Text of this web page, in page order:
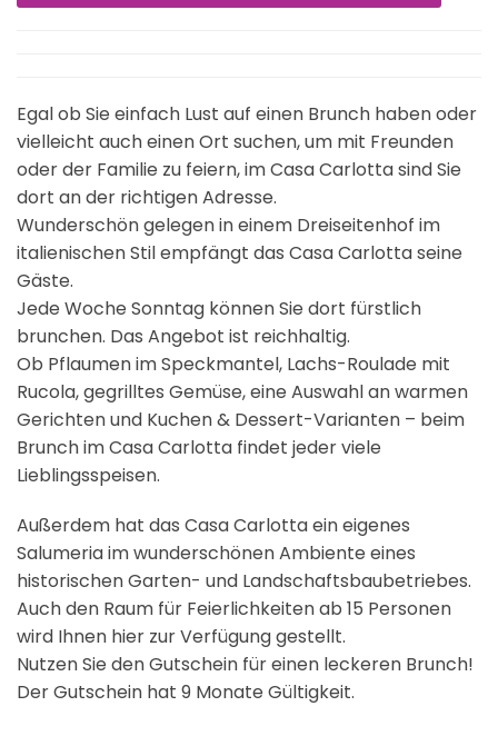
Egal ob Sie einfach Lust auf einen Brunch haben oder
vielleicht auch einen Ort suchen, um mit Freunden
oder der Familie zu feiern, im Casa Carlotta sind Sie
dort an der richtigen Adresse.
Wunderschön gelegen in einem Dreiseitenhof im
italienischen Stil empfängt das Casa Carlotta seine
Gäste.
Jede Woche Sonntag können Sie dort fürstlich
brunchen. Das Angebot ist reichhaltig.
Ob Pflaumen im Speckmantel, Lachs-Roulade mit
Rucola, gegrilltes Gemüse, eine Auswahl an warmen
Gerichten und Kuchen & Dessert-Varianten – beim
Brunch im Casa Carlotta findet jeder viele
Lieblingsspeisen.
Außerdem hat das Casa Carlotta ein eigenes
Salumeria im wunderschönen Ambiente eines
historischen Garten- und Landschaftsbaubetriebes.
Auch den Raum für Feierlichkeiten ab 15 Personen
wird Ihnen hier zur Verfügung gestellt.
Nutzen Sie den Gutschein für einen leckeren Brunch!
Der Gutschein hat 9 Monate Gültigkeit.